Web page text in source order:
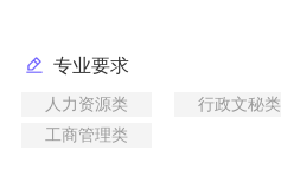
专业要求
人力资源类 行政文秘类
工商管理类